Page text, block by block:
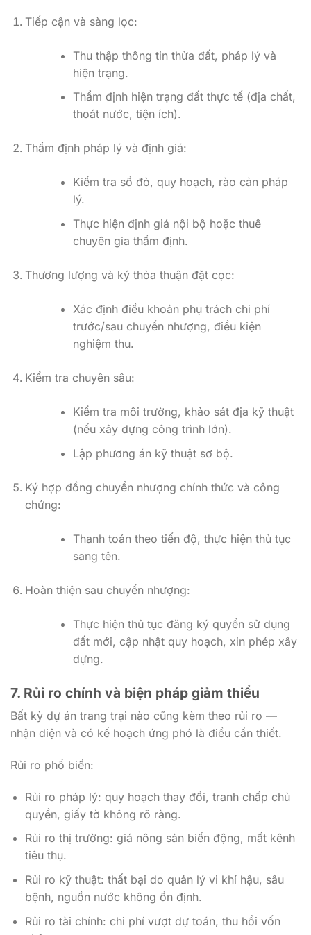
Tiếp cận và sàng lọc:
Thu thập thông tin thửa đất, pháp lý và
hiện trạng.
Thẩm định hiện trạng đất thực tế (địa chất,
thoát nước, tiện ích).
Thẩm định pháp lý và định giá:
Kiểm tra sổ đỏ, quy hoạch, rào cản pháp
lý.
Thực hiện định giá nội bộ hoặc thuê
chuyên gia thẩm định.
Thương lượng và ký thỏa thuận đặt cọc:
Xác định điều khoản phụ trách chi phí
trước/sau chuyển nhượng, điều kiện
nghiệm thu.
Kiểm tra chuyên sâu:
Kiểm tra môi trường, khảo sát địa kỹ thuật
(nếu xây dựng công trình lớn).
Lập phương án kỹ thuật sơ bộ.
Ký hợp đồng chuyển nhượng chính thức và công
chứng:
Thanh toán theo tiến độ, thực hiện thủ tục
sang tên.
Hoàn thiện sau chuyển nhượng:
Thực hiện thủ tục đăng ký quyền sử dụng
đất mới, cập nhật quy hoạch, xin phép xây
dựng.
7. Rủi ro chính và biện pháp giảm thiểu
Bất kỳ dự án trang trại nào cũng kèm theo rủi ro —
nhận diện và có kế hoạch ứng phó là điều cần thiết.
Rủi ro phổ biến:
Rủi ro pháp lý: quy hoạch thay đổi, tranh chấp chủ
quyền, giấy tờ không rõ ràng.
Rủi ro thị trường: giá nông sản biến động, mất kênh
tiêu thụ.
Rủi ro kỹ thuật: thất bại do quản lý vi khí hậu, sâu
bệnh, nguồn nước không ổn định.
Rủi ro tài chính: chi phí vượt dự toán, thu hồi vốn